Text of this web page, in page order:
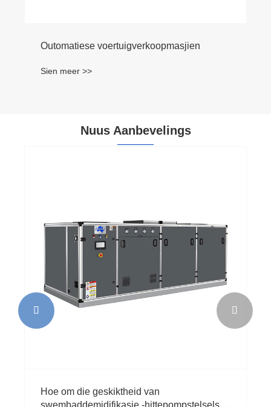
Outomatiese voertuigverkoopmasjien
Sien meer >>
Nuus Aanbevelings
Hoe om die geskiktheid van
 